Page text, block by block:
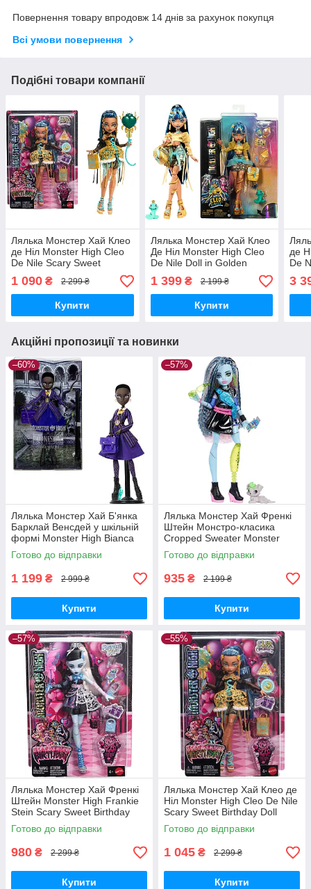
Повернення товару впродовж 14 днів за рахунок покупця
Всі умови повернення
Подібні товари компанії
Лялька Монстер Хай Клео
де Ніл Monster High Cleo
De Nile Scary Sweet
Birthday Doll JBG76 Mattel
Оригінал MyDoll.com.ua
1 090 ₴ 2 299 ₴
Купити
Лялька Монстер Хай Клео
Де Ніл Monster High Cleo
De Nile Doll in Golden
Blouse G3 Refresh HXH74
Mattel Оригінал
MyDoll.com.ua
1 399₴ 2 199 ₴
Купити
де
De
3
Акційні пропозиції та новинки
–60%
Лялька Монстер Хай Б'янка
Барклай Венсдей у шкільній
формі Monster High Bianca
Barclay Doll JDR71 Mattel
Оригінал
Готово до відправки
1 199 ₴ 2 999 ₴
Купити
–57%
Лялька Монстер Хай Френкі
Штейн Монстро-класика
Cropped Sweater Monster
High Frankie Stein Doll JHK31
Mattel Оригінал
Готово до відправки
935 ₴ 2 199 ₴
Купити
–57%
Лялька Монстер Хай Френкі
Штейн Monster High Frankie
Stein Scary Sweet Birthday
Doll JBG75 Mattel Оригінал
Готово до відправки
980 ₴ 2 299 ₴
Купити
–55%
Лялька Монстер Хай Клео де
Ніл Monster High Cleo De Nile
Scary Sweet Birthday Doll
JBG76 Mattel Оригінал
Готово до відправки
1 045 ₴ 2 299 ₴
Купити